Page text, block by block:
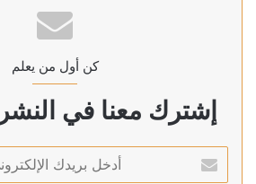
كن أول من يعلم
إشترك معنا في
بريدك